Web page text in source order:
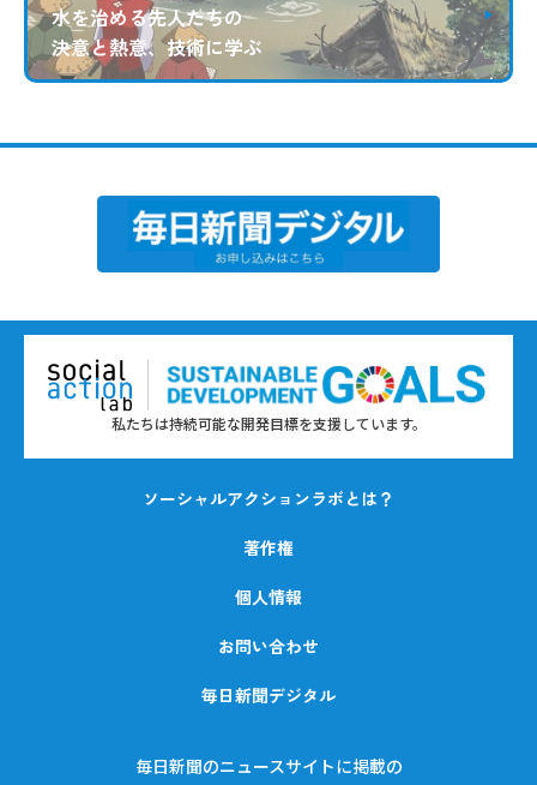
水を治める先人たちの
決意と熱意、技術に学ぶ
私たちは持続可能な開発目標を支援しています。
ソーシャルアクションラボとは？
著作権
個人情報
お問い合わせ
毎日新聞デジタル
毎日新聞のニュースサイトに掲載の